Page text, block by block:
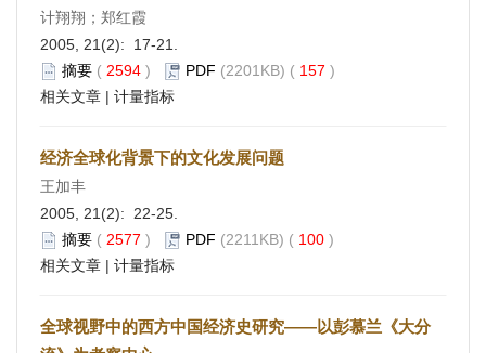
计翔翔；郑红霞
2005, 21(2): 17-21.
摘要 ( 2594 ) PDF (2201KB) ( 157 )
相关文章 | 计量指标
经济全球化背景下的文化发展问题
王加丰
2005, 21(2): 22-25.
摘要 ( 2577 ) PDF (2211KB) ( 100 )
相关文章 | 计量指标
全球视野中的西方中国经济史研究——以彭慕兰《大分